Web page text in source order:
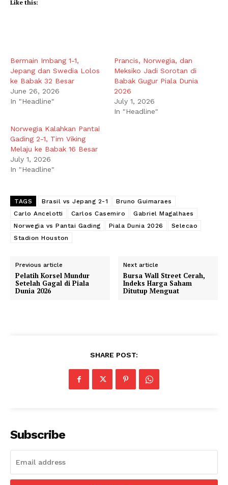
Like this:
Bermain Imbang 1-1,
Jepang dan Swedia Lolos
ke Babak 32 Besar
June 26, 2026
In "Headline"
Prancis, Norwegia, dan
Meksiko Jadi Sorotan di
Babak Gugur Piala Dunia
2026
July 1, 2026
In "Headline"
Norwegia Kalahkan Pantai
Gading 2-1, Tim Viking
Melaju ke Babak 16 Besar
July 1, 2026
In "Headline"
TAGS Brasil vs Jepang 2-1
Bruno Guimaraes
Carlo Ancelotti
Carlos Casemiro
Gabriel Magalhaes
Norwegia vs Pantai Gading
Piala Dunia 2026
Selecao
Stadion Houston
Previous article
Pelatih Korsel Mundur
Setelah Gagal di Piala
Dunia 2026
Next article
Bursa Wall Street Cerah,
Indeks Harga Saham
Ditutup Menguat
SHARE POST:
Subscribe